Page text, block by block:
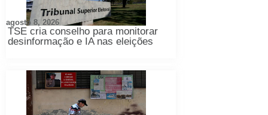
TSE cria conselho para monitorar
desinformação e IA nas eleições
agosto 8, 2026